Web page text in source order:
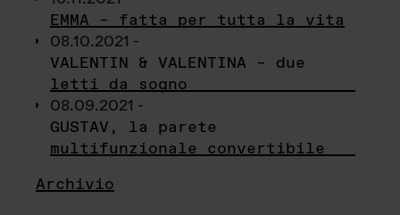
EMMA – fatta per tutta la vita
08.10.2021 -
VALENTIN & VALENTINA – due
letti da sogno
08.09.2021 -
GUSTAV, la parete
multifunzionale convertibile
Archivio